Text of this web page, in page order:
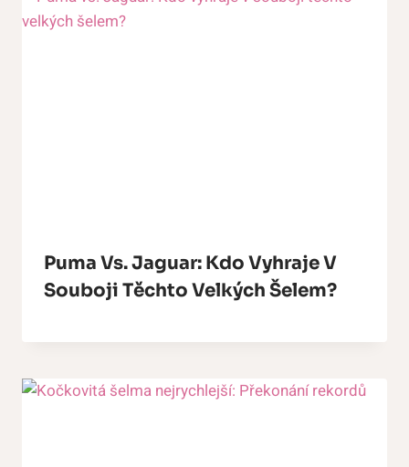
Puma Vs. Jaguar: Kdo Vyhraje V
Souboji Těchto Velkých Šelem?